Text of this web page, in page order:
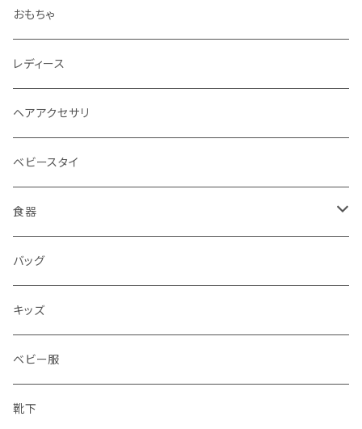
おもちゃ
レディース
ヘアアクセサリ
ベビースタイ
食器
水筒
水筒
バッグ
キッズ
ベビー服
靴下